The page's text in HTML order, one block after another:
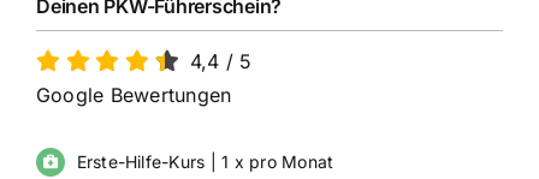
Deinen PKW-Führerschein?
4,4 / 5
Google Bewertungen
Erste-Hilfe-Kurs | 1 x pro Monat